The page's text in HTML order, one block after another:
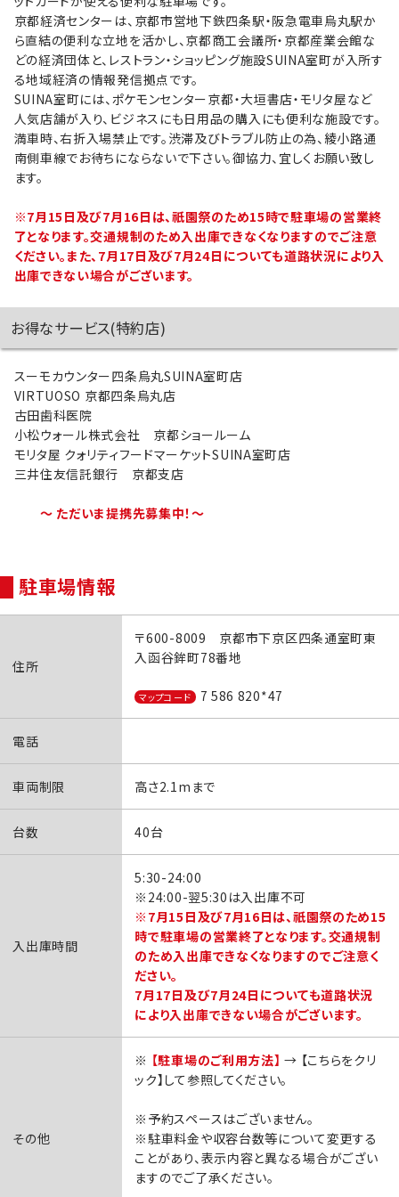
京都経済センターは、京都市営地下鉄四条駅・阪急電車烏丸駅か
ら直結の便利な立地を活かし、京都商工会議所・京都産業会館な
どの経済団体と、レストラン・ショッピング施設SUINA室町が入所す
る地域経済の情報発信拠点です。
SUINA室町には、ポケモンセンター京都・大垣書店・モリタ屋など
人気店舗が入り、ビジネスにも日用品の購入にも便利な施設です。
満車時、右折入場禁止です。渋滞及びトラブル防止の為、綾小路通
南側車線でお待ちにならないで下さい。御協力、宜しくお願い致し
ます。
※7月15日及び7月16日は、祇園祭のため15時で駐車場の営業終
了となります。交通規制のため入出庫できなくなりますのでご注意
ください。また、7月17日及び7月24日についても道路状況により入
出庫できない場合がございます。
お得なサービス(特約店)
スーモカウンター四条烏丸SUINA室町店
VIRTUOSO 京都四条烏丸店
古田歯科医院
小松ウォール株式会社 京都ショールーム
モリタ屋 クォリティフードマーケットSUINA室町店
三井住友信託銀行 京都支店
～ ただいま提携先募集中！～
駐車場情報
住所
〒600-8009 京都市下京区四条通室町東
入函谷鉾町78番地
マップコード 7 586 820*47
電話
車両制限 高さ2.1mまで
台数 40台
入出庫時間
5:30-24:00
※24:00-翌5:30は入出庫不可
※7月15日及び7月16日は、祇園祭のため15
時で駐車場の営業終了となります。交通規制
のため入出庫できなくなりますのでご注意く
ださい。
7月17日及び7月24日についても道路状況
により入出庫できない場合がございます。
その他
※ 【駐車場のご利用方法】 → 【こちらをクリ
ック】して参照してください。
※予約スペースはございません。
※駐車料金や収容台数等について変更する
ことがあり、表示内容と異なる場合がござい
ますのでご了承ください。